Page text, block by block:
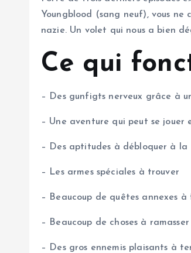
Youngblood (sang neuf), vous ne
nazie. Un volet qui nous a bien
Ce qui
– Des gunfigts nerveux grâce à
– Une aventure qui peut se
– Des aptitudes à débloquer à la
– Les armes spéciales à trouver
– Beaucoup de quêtes annexes à
– Beaucoup de choses à
– Des gros ennemis plaisants à